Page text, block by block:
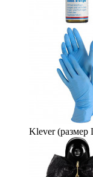
Klever (размер